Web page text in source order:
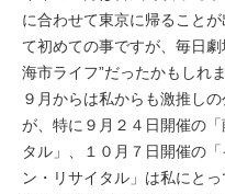
に合わせて東京に帰ること
て初めての事ですが、毎日
海市ライフ”だったかもしれま
９月からは私からも激推し
が、特に９月２４日開催の
タル」、１０月７日開催の
ン・リサイタル」は私にと